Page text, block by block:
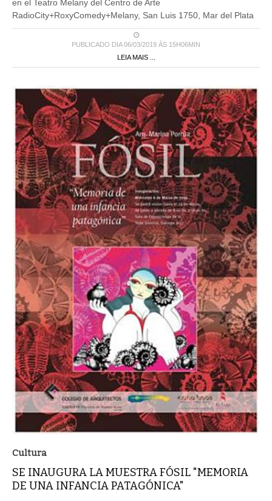
en el Teatro Melany del Centro de Arte
RadioCity+RoxyComedy+Melany, San Luis 1750, Mar del Plata
PUBLICADO DIA 06/03/2019 ÀS 15H06MIN
LEIA MAIS ...
Cultura
SE INAUGURA LA MUESTRA FÓSIL "MEMORIA
DE UNA INFANCIA PATAGÓNICA"